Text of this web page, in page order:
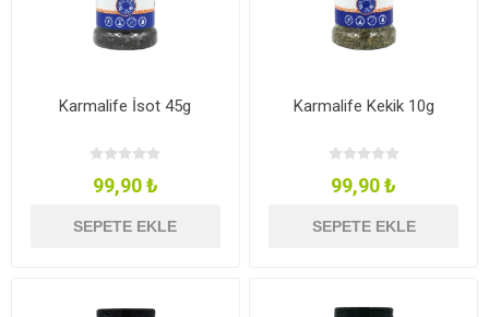
Karmalife İsot 45g
99,90 ₺
SEPETE EKLE
Karmalife Kekik 10g
99,90 ₺
SEPETE EKLE